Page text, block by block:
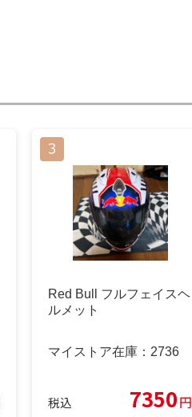
Red Bull フルフェイスヘ
ルメット
マイストア在庫： 2736
税込 7350円